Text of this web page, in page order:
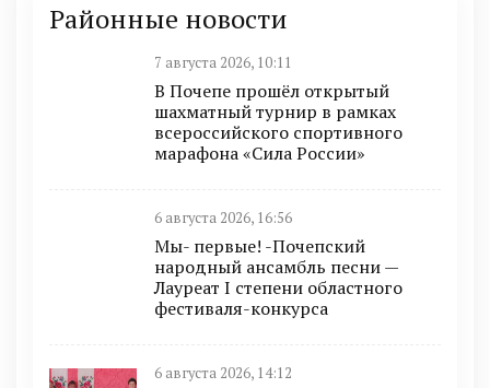
Районные новости
7 августа 2026, 10:11
В Почепе прошёл открытый
шахматный турнир в рамках
всероссийского спортивного
марафона «Сила России»
6 августа 2026, 16:56
Мы- первые! -Почепский
народный ансамбль песни —
Лауреат I степени областного
фестиваля-конкурса
6 августа 2026, 14:12